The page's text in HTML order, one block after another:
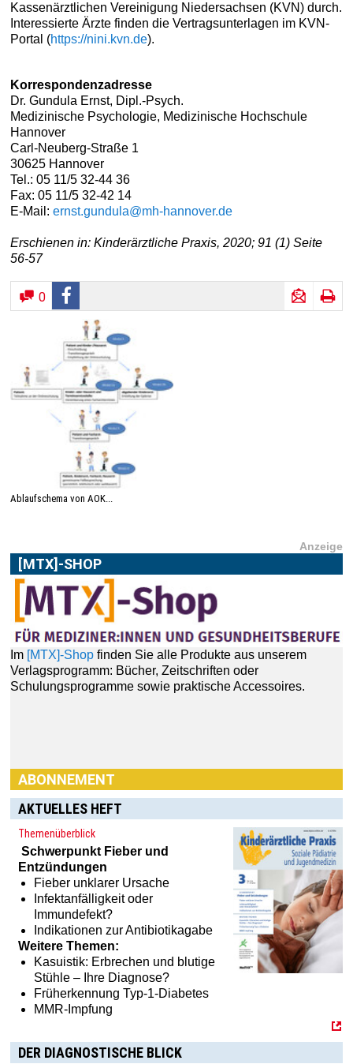
Kassenärztlichen Vereinigung Niedersachsen (KVN) durch.
Interessierte Ärzte finden die Vertragsunterlagen im KVN-
Portal (https://nini.kvn.de).
Korrespondenzadresse
Dr. Gundula Ernst, Dipl.-Psych.
Medizinische Psychologie, Medizinische Hochschule
Hannover
Carl-Neuberg-Straße 1
30625 Hannover
Tel.: 05 11/5 32-44 36
Fax: 05 11/5 32-42 14
E-Mail:ernst.gundula@mh-hannover.de
Erschienen in: Kinderärztliche Praxis, 2020; 91 (1) Seite
56-57
0
Ablaufschema von AOK...
Anzeige
[MTX]-SHOP
Im [MTX]-Shop
finden Sie alle Produkte aus unserem
Verlagsprogramm: Bücher, Zeitschriften oder
Schulungsprogramme sowie praktische Accessoires.
Haben Sie Interesse an einem Abonnement? Dann klicken
Sie einfach hier: [MTX]-Shop
AKTUELLES HEFT
Themenüberblick
Schwerpunkt Fieber und
Entzündungen
Fieber unklarer Ursache
Infektanfälligkeit oder
Immundefekt?
Indikationen zur Antibiotikagabe
Weitere Themen:
Kasuistik: Erbrechen und blutige
Stühle – Ihre Diagnose?
Früherkennung Typ-1-Diabetes
MMR-Impfung
DER DIAGNOSTISCHE BLICK